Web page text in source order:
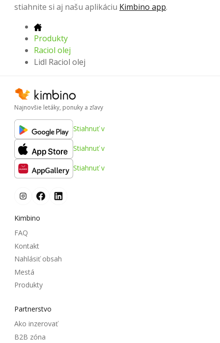
stiahnite si aj našu aplikáciu Kimbino app.
Produkty
Raciol olej
Lidl Raciol olej
Najnovšie letáky, ponuky a zľavy
Stiahnuť v
Stiahnuť v
Stiahnuť v
Kimbino
FAQ
Kontakt
Nahlásiť obsah
Mestá
Produkty
Partnerstvo
Ako inzerovať
B2B zóna